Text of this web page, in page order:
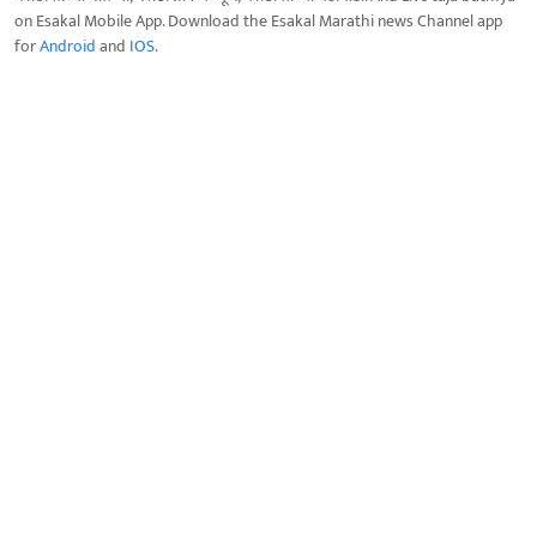
on Esakal Mobile App. Download the Esakal Marathi news Channel app
forAndroidand IOS.